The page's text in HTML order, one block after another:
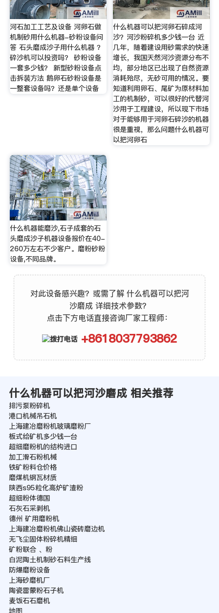
河石加工工艺及设备 河卵石做
机制砂用什么机器-砂粉设备问
答 石头磨成沙子用什么机器 ？
碎沙机可以投资吗？ 砂粉设备
一套多少钱？ 新型砂粉设备点
击拆装方法 鹅卵石砂粉设备是
一整套设备吗？还是单个设备
什么机器可以把河卵石碎成河
沙？河沙粉碎机多少钱一台 近
几年，随着建设用砂需求的快速
增长，我国天然河沙资源分布不
均，部分地区已出现了自然资源
消耗殆尽，无砂可用的情况。要
知道利用卵石、尾矿为原材料加
工的机制砂，可以很好的代替河
沙用于工程建设，所以现下市场
对于能够用于河卵石碎沙的机器
很是重视，那么问题什么机器可
以把河卵石
什么机器能磨沙,石子成套的石
头磨成沙子机器设备报价在40-
260万左右不少客户。磨粉砂粉
设备,不同品牌。
对此设备感兴趣？或需了解 什么机器可以把河
沙磨成 详细技术参数？
点击下方电话直接咨询厂家工程师：
+8618037793862
什么机器可以把河沙磨成 相关推荐
排污泵粉碎机
港口机械吊石机
上海建冶磨粉机玻璃磨粉厂
板式给矿机多少钱一台
超细磨粉机的结构进口
加工滑石粉机械
铁矿粉料仓价格
磨煤机钢瓦材质
陕西s95粒化高炉矿渣粉
超细粉体德国
石灰石采剥机
德州 矿用磨粉机
上海建冶磨粉机佛山瓷砖磨边机
无飞尘固体粉碎机精细
矿粉联合 、粉
白泥陶土机制砂石料生产线
防爆磨粉设备
上海砂磨机厂
陶瓷雷蒙粉石子机
麦饭石石磨机
地图